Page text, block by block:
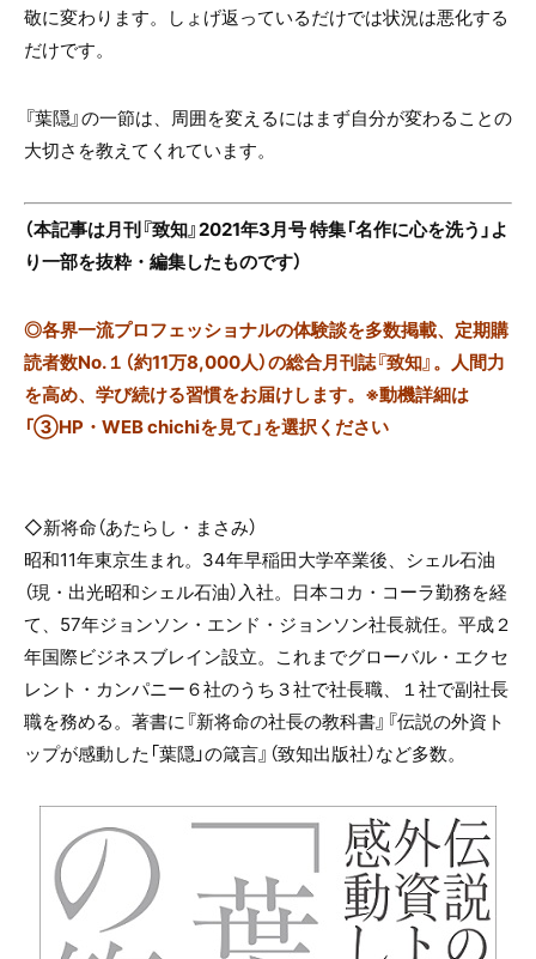
敬に変わります。しょげ返っているだけでは状況は悪化する
だけです。
『葉隠』の一節は、周囲を変えるにはまず自分が変わることの
大切さを教えてくれています。
（本記事は月刊『致知』2021年3月号 特集「名作に心を洗う」よ
り一部を抜粋・編集したものです）
◎各界一流プロフェッショナルの体験談を多数掲載、定期購
読者数No.１（約11万8,000人）の総合月刊誌『致知』。人間力
を高め、学び続ける習慣をお届けします。※動機詳細は
「③HP・WEB chichiを見て」を選択ください
◇新将命（あたらし・まさみ）
昭和11年東京生まれ。34年早稲田大学卒業後、シェル石油
（現・出光昭和シェル石油）入社。日本コカ・コーラ勤務を経
て、57年ジョンソン・エンド・ジョンソン社長就任。平成２
年国際ビジネスブレイン設立。これまでグローバル・エクセ
レント・カンパニー６社のうち３社で社長職、１社で副社長
職を務める。著書に『新将命の社長の教科書』『伝説の外資ト
ップが感動した「葉隠」の箴言』（致知出版社）など多数。